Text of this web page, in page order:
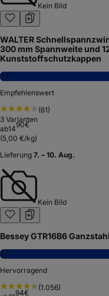
Kein Bild
WALTER
300 mm Spannweite und
Kunststoffschutzkappen
7,7
Empfehlenswert
(61)
3 Varianten
ab1490€
(5,00 €/kg)
Lieferung 7. – 10. Aug.
Kein Bild
Bessey GTR16B6
8,7
Hervorragend
(1.056)
94€